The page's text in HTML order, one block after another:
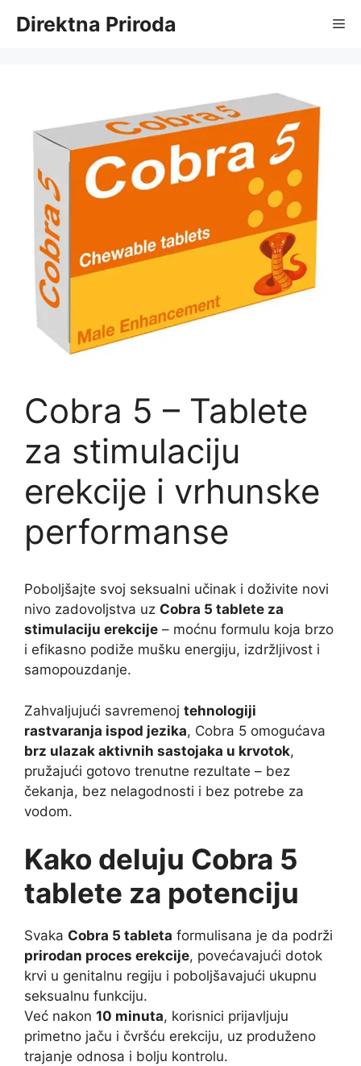
Direktna Priroda
Cobra 5 – Tablete
za stimulaciju
erekcije i vrhunske
performanse
Poboljšajte svoj seksualni učinak i doživite novi
nivo zadovoljstva uz Cobra 5 tablete za
stimulaciju erekcije – moćnu formulu koja brzo
i efikasno podiže mušku energiju, izdržljivost i
samopouzdanje.
Zahvaljujući savremenoj tehnologiji
rastvaranja ispod jezika, Cobra 5 omogućava
brz ulazak aktivnih sastojaka u krvotok,
pružajući gotovo trenutne rezultate – bez
čekanja, bez nelagodnosti i bez potrebe za
vodom.
Kako deluju Cobra 5
tablete za potenciju
Svaka Cobra 5 tableta formulisana je da podrži
prirodan proces erekcije, povećavajući dotok
krvi u genitalnu regiju i poboljšavajući ukupnu
seksualnu funkciju.
Već nakon 10 minuta, korisnici prijavljuju
primetno jaču i čvršću erekciju, uz produženo
trajanje odnosa i bolju kontrolu.